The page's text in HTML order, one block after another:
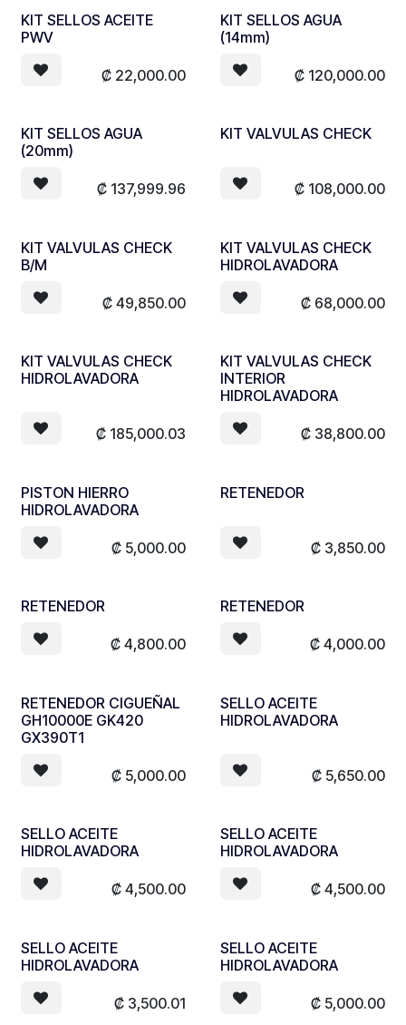
KIT SELLOS ACEITE
PWV
₡ 22,000.00
KIT SELLOS AGUA
(14mm)
₡ 120,000.00
KIT SELLOS AGUA
(20mm)
₡ 137,999.96
KIT VALVULAS CHECK
₡ 108,000.00
KIT VALVULAS CHECK
B/M
₡ 49,850.00
KIT VALVULAS CHECK
HIDROLAVADORA
₡ 68,000.00
KIT VALVULAS CHECK
HIDROLAVADORA
₡ 185,000.03
KIT VALVULAS CHECK
INTERIOR
HIDROLAVADORA
₡ 38,800.00
PISTON HIERRO
HIDROLAVADORA
₡ 5,000.00
RETENEDOR
₡ 3,850.00
RETENEDOR
₡ 4,800.00
RETENEDOR
₡ 4,000.00
RETENEDOR CIGUEÑAL
GH10000E GK420
GX390T1
₡ 5,000.00
SELLO ACEITE
HIDROLAVADORA
₡ 5,650.00
SELLO ACEITE
HIDROLAVADORA
₡ 4,500.00
SELLO ACEITE
HIDROLAVADORA
₡ 4,500.00
SELLO ACEITE
HIDROLAVADORA
₡ 3,500.01
SELLO ACEITE
HIDROLAVADORA
₡ 5,000.00